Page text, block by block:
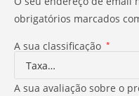
obrigatórios marcados
A sua classificação *
A sua avaliação sobre o